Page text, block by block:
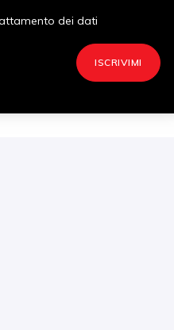
dei dati